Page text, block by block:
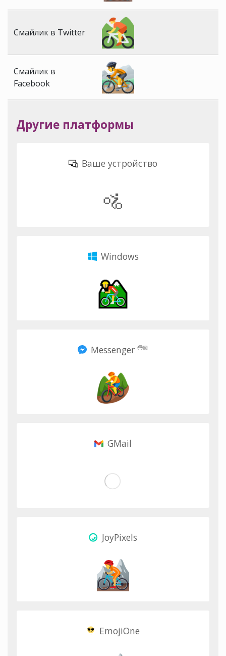
Смайлик в Twitter
Смайлик в
Facebook
Другие платформы
Ваше устройство
🚵
Windows
Messenger 🧓🏼
GMail
JoyPixels
EmojiOne